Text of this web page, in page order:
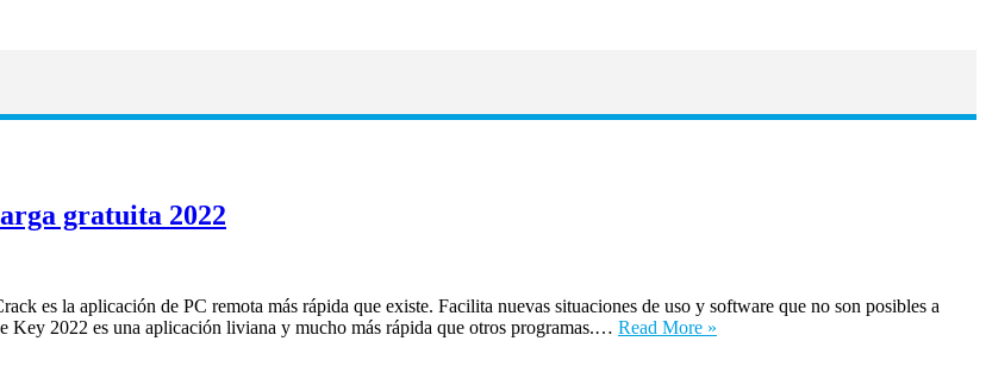
gratuita 2022
es la aplicación de PC remota más rápida que existe. Facilita nuevas situaciones de uso y software que no son posibles a
2022 es una aplicación liviana y mucho más rápida que otros programas.… Read More »